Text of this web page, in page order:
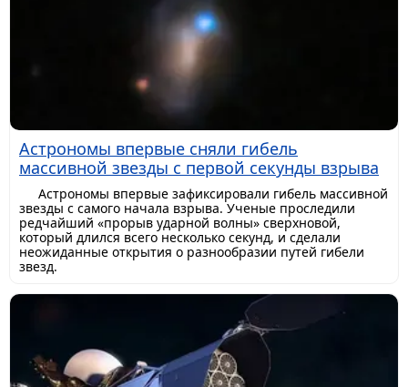
Астрономы впервые сняли гибель
массивной звезды с первой секунды взрыва
Астрономы впервые зафиксировали гибель массивной
звезды с самого начала взрыва. Ученые проследили
редчайший «прорыв ударной волны» сверхновой,
который длился всего несколько секунд, и сделали
неожиданные открытия о разнообразии путей гибели
звезд.